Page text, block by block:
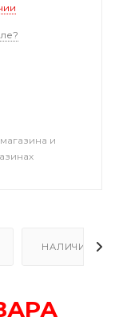
и
НАЛИЧИЕ В